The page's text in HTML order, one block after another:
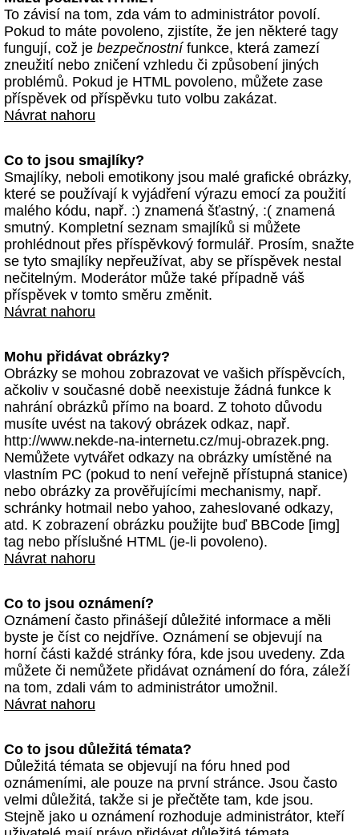
To závisí na tom, zda vám to administrátor povolí.
Pokud to máte povoleno, zjistíte, že jen některé tagy
fungují, což je bezpečnostnífunkce, která zamezí
zneužití nebo zničení vzhledu či způsobení jiných
problémů. Pokud je HTML povoleno, můžete zase
příspěvek od příspěvku tuto volbu zakázat.
Návrat nahoru
Co to jsou smajlíky?
Smajlíky, neboli emotikony jsou malé grafické obrázky,
které se používají k vyjádření výrazu emocí za použití
malého kódu, např. :) znamená šťastný, :( znamená
smutný. Kompletní seznam smajlíků si můžete
prohlédnout přes příspěvkový formulář. Prosím, snažte
se tyto smajlíky nepřeužívat, aby se příspěvek nestal
nečitelným. Moderátor může také případně váš
příspěvek v tomto směru změnit.
Návrat nahoru
Mohu přidávat obrázky?
Obrázky se mohou zobrazovat ve vašich příspěvcích,
ačkoliv v současné době neexistuje žádná funkce k
nahrání obrázků přímo na board. Z tohoto důvodu
musíte uvést na takový obrázek odkaz, např.
http://www.nekde-na-internetu.cz/muj-obrazek.png.
Nemůžete vytvářet odkazy na obrázky umístěné na
vlastním PC (pokud to není veřejně přístupná stanice)
nebo obrázky za prověřujícími mechanismy, např.
schránky hotmail nebo yahoo, zaheslované odkazy,
atd. K zobrazení obrázku použijte buď BBCode [img]
tag nebo příslušné HTML (je-li povoleno).
Návrat nahoru
Co to jsou oznámení?
Oznámení často přinášejí důležité informace a měli
byste je číst co nejdříve. Oznámení se objevují na
horní části každé stránky fóra, kde jsou uvedeny. Zda
můžete či nemůžete přidávat oznámení do fóra, záleží
na tom, zdali vám to administrátor umožnil.
Návrat nahoru
Co to jsou důležitá témata?
Důležitá témata se objevují na fóru hned pod
oznámeními, ale pouze na první stránce. Jsou často
velmi důležitá, takže si je přečtěte tam, kde jsou.
Stejně jako u oznámení rozhoduje administrátor, kteří